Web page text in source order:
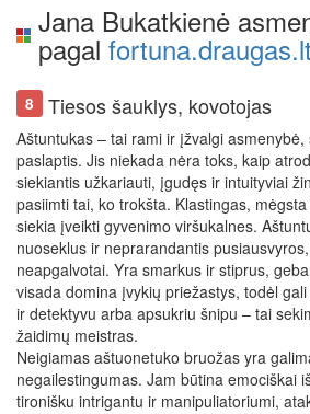
Jana Bukatkienė
pagal fortuna.draugas.lt
8 Tiesos šauklys, kovotojas
Aštuntukas – tai rami ir įžvalgi
paslaptis. Jis niekada nėra toks, kaip
siekiantis užkariauti, įgudęs ir intuityviai
pasiimti tai, ko trokšta. Klastingas,
siekia įveikti gyvenimo viršukalnes.
nuoseklus ir neprarandantis
neapgalvotai. Yra smarkus ir stiprus,
visada domina įvykių priežastys, todėl
ir detektyvu arba apsukriu šnipu – tai
žaidimų meistras.
Neigiamas aštuonetuko bruožas yra
negailestingumas. Jam būtina emociškai
tironišku intrigantu ir manipuliatoriumi,